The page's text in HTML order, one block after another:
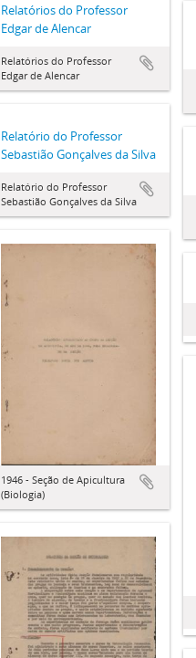
Relatórios do Professor
Edgar de Alencar
Relatórios do Professor
Edgar de Alencar
Relatório do Professor
Sebastião Gonçalves da Silva
Relatório do Professor
Sebastião Gonçalves da Silva
1946 - Seção de Apicultura
(Biologia)